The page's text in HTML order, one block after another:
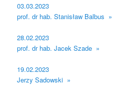
03.03.2023
prof. dr hab. Stanisław Balbus »
28.02.2023
prof. dr hab. Jacek Szade »
19.02.2023
Jerzy Sadowski »